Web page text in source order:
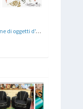
Collezionismo | Art Nouveau, Aste On Line di oggetti d'Arte, Design e Arredamento